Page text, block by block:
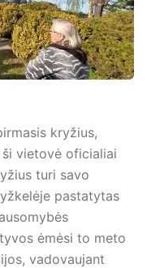
kryžius,
vietovė oficialiai
turi savo
pastatytas
ėmėsi to meto
vadovaujant